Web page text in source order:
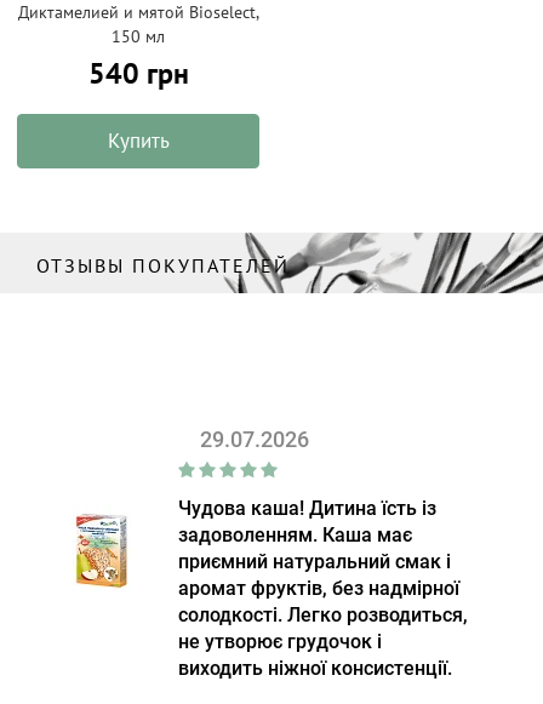
Диктамелией и мятой Bioselect,
150 мл
540 грн
Купить
ОТЗЫВЫ ПОКУПАТЕЛЕЙ
29.07.2026
Чудова каша! Дитина їсть із
задоволенням. Каша має
приємний натуральний смак і
аромат фруктів, без надмірної
солодкості. Легко розводиться,
не утворює грудочок і
виходить ніжної консистенції.